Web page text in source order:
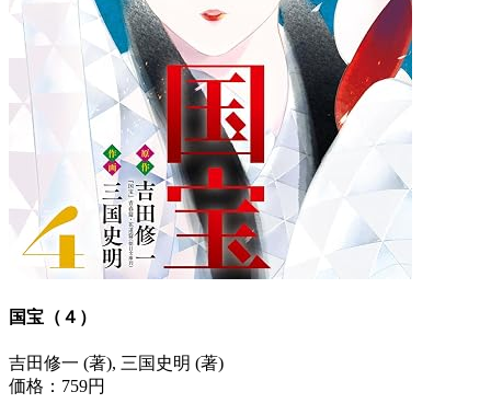
国宝（４）
吉田修一 (著), 三国史明 (著)
価格：759円